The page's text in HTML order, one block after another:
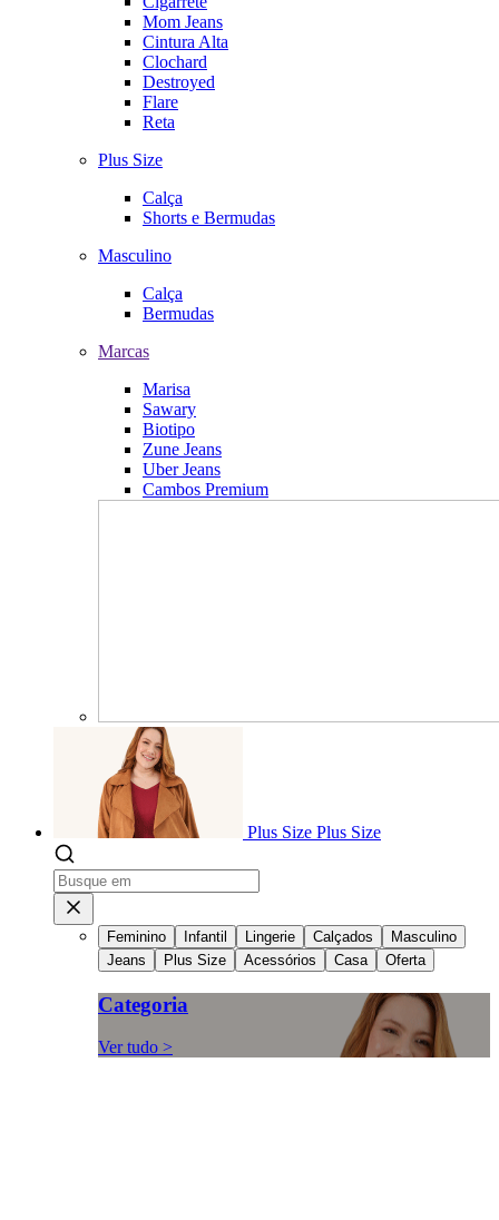
Mom Jeans
Cintura Alta
Clochard
Destroyed
Flare
Reta
Plus Size
Calça
Shorts e Bermudas
Masculino
Calça
Bermudas
Marcas
Marisa
Sawary
Biotipo
Zune Jeans
Uber Jeans
Cambos Premium
Plus Size Plus Size
Feminino Infantil Lingerie Calçados
Masculino
Jeans
Plus Size Acessórios Casa Oferta
Categoria
Ver tudo >